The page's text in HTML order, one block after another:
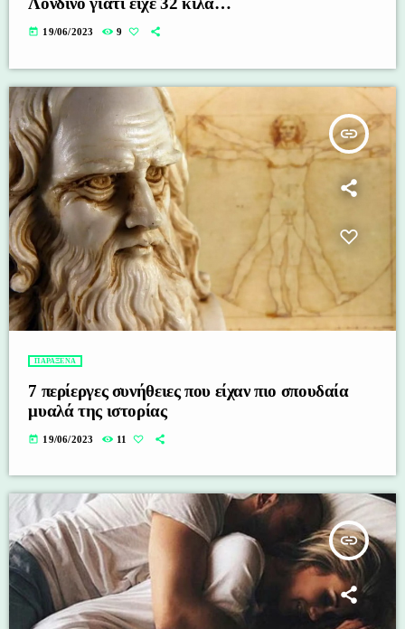
today 19/06/2023 9
insert_link
ΠΑΡΑΞΕΝΑ
7 περίεργες συνήθειες που είχαν πιο σπουδαία
μυαλά της ιστορίας
today 19/06/2023 11
insert_link